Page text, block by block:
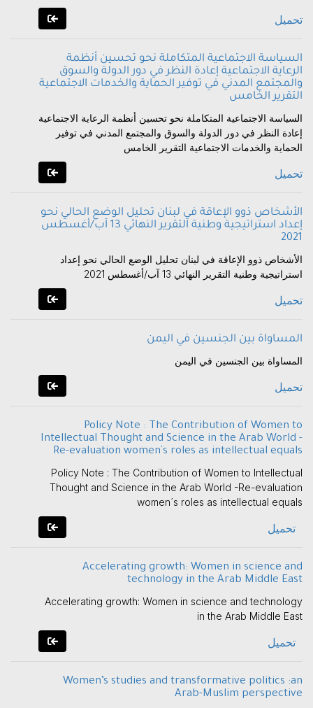
تحميل
السياسة الاجتماعية المتكاملة نحو تحسين أنظمة
الرعاية الاجتماعية إعادة النظر في دور الدولة والسوق
والمجتمع المدني في توفير الحماية والخدمات الاجتماعية
التقرير الخامس
السياسة الاجتماعية المتكاملة نحو تحسين أنظمة الرعاية الاجتماعية
إعادة النظر في دور الدولة والسوق والمجتمع المدني في توفير
الحماية والخدمات الاجتماعية التقرير الخامس
تحميل
الأشخاص ذوو الإعاقة في لبنان تحليل الوضع الحالي نحو
إعداد استراتيجية وطنية التقرير النهائي 13 آب/أغسطس
2021
الأشخاص ذوو الإعاقة في لبنان تحليل الوضع الحالي نحو إعداد
استراتيجية وطنية التقرير النهائي 13 آب/أغسطس 2021
تحميل
المساواة بين الجنسين في اليمن
المساواة بين الجنسين في اليمن
تحميل
Policy Note : The Contribution of Women to
Intellectual Thought and Science in the Arab World -
Re-evaluation women´s roles as intellectual equals
Policy Note : The Contribution of Women to Intellectual
Thought and Science in the Arab World -Re-evaluation
women´s roles as intellectual equals
تحميل
Accelerating growth: Women in science and
technology in the Arab Middle East
Accelerating growth: Women in science and technology
in the Arab Middle East
تحميل
Women’s studies and transformative politics :an
Arab-Muslim perspective